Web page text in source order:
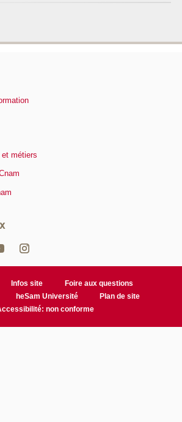
métiers
Infos site
Foire aux questions
heSam Université
Plan de site
non conforme